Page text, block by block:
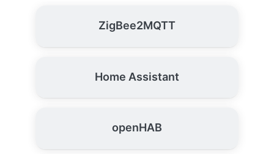
ZigBee2MQTT
Home Assistant
openHAB